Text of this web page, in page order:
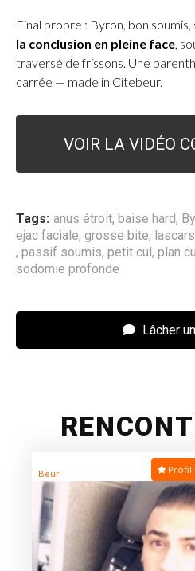
Final propre : Byron, bon soumis,
la conclusion en pleine face,
traversé de frissons. Une
carrée — made in Citebeur.
VOIR LA VIDÉO
Tags: anus étroit, baise hard,
ejac faciale, grosse bite,
, passif soumis, petit cul, plan
sodomie profonde
Lâcher